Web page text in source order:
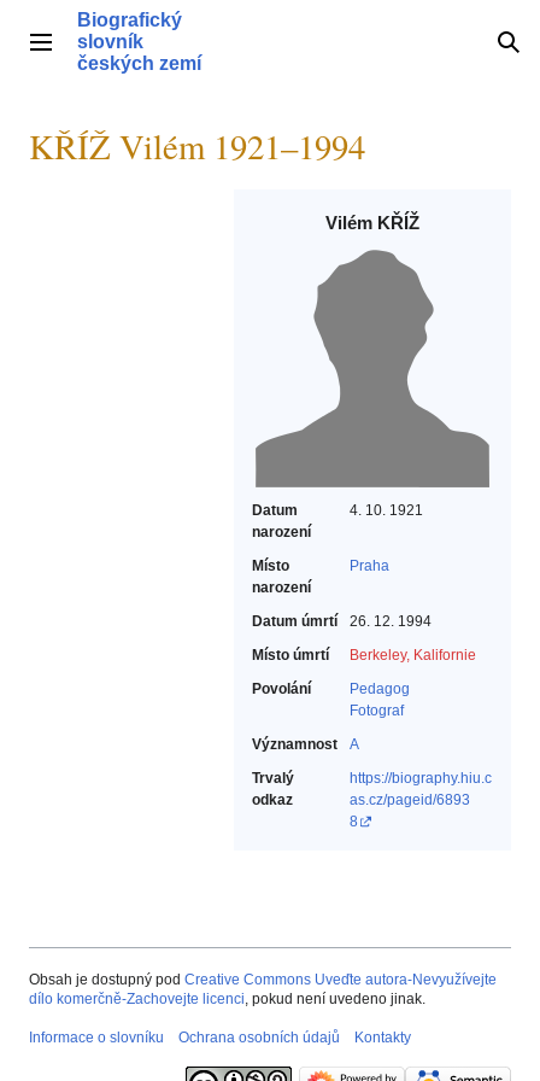
obsahHlavní menu
Biografický
slovník
českých zemí
KŘÍŽ Vilém 1921–1994
Vilém KŘÍŽ
Datum
narození
4. 10. 1921
Místo
narození
Praha
Datum úmrtí
26. 12. 1994
Místo úmrtí
Berkeley, Kalifornie
Povolání
Pedagog‎
Fotograf‎
Významnost
A
Trvalý
odkaz
https://biography.hiu.c
as.cz/pageid/6893
8
Obsah je dostupný pod Creative Commons Uveďte autora-Nevyužívejte
dílo komerčně-Zachovejte licenci, pokud není uvedeno jinak.
Informace o slovníku Ochrana osobních údajů Kontakty